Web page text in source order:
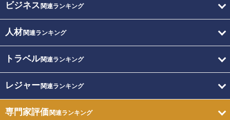
ビジネス 関連ランキング
人材関連ランキング
トラベル関連ランキング
レジャー関連ランキング
専門家評価関連ランキング